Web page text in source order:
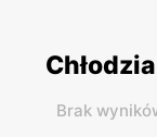
Brak